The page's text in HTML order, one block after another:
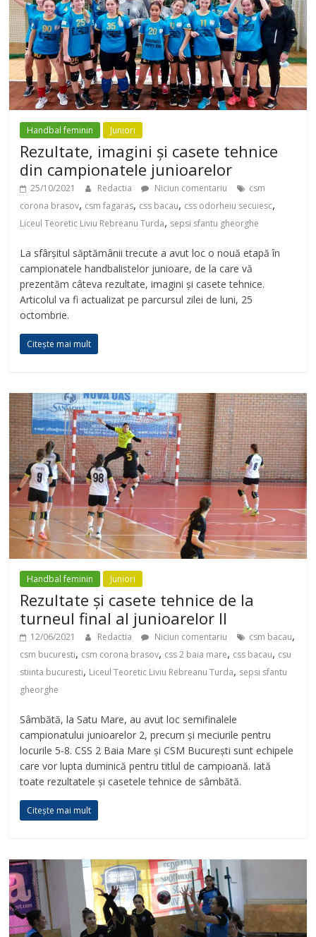
Handbal feminin Juniori
Rezultate, imagini și casete tehnice
din campionatele junioarelor
25/10/2021 Redactia Niciun comentariu
csm
corona brasov, csm fagaras, css bacau, css odorheiu secuiesc,
Liceul Teoretic Liviu Rebreanu Turda, sepsi sfantu gheorghe
La sfârșitul săptămânii trecute a avut loc o nouă etapă în
campionatele handbalistelor junioare, de la care vă
prezentăm câteva rezultate, imagini și casete tehnice.
Articolul va fi actualizat pe parcursul zilei de luni, 25
octombrie.
Citește mai mult
Handbal feminin Juniori
Rezultate și casete tehnice de la
turneul final al junioarelor II
12/06/2021 Redactia Niciun comentariu csm bacau,
csm bucuresti, csm corona brasov, css 2 baia mare, css bacau, csu
stiinta bucuresti, Liceul Teoretic Liviu Rebreanu Turda, sepsi sfantu
gheorghe
Sâmbătă, la Satu Mare, au avut loc semifinalele
campionatului junioarelor 2, precum și meciurile pentru
locurile 5-8. CSS 2 Baia Mare și CSM București sunt echipele
care vor lupta duminică pentru titlul de campioană. Iată
toate rezultatele și casetele tehnice de sâmbătă.
Citește mai mult